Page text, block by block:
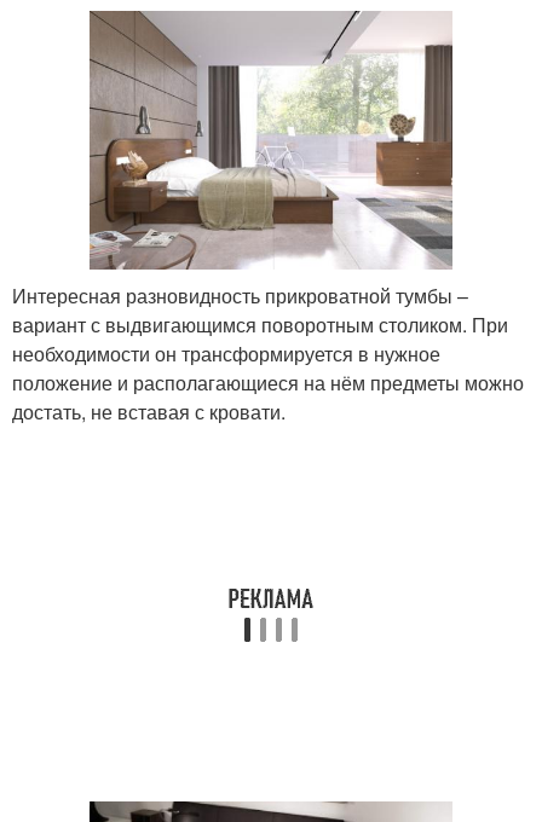
Интересная разновидность прикроватной тумбы –
вариант с выдвигающимся поворотным столиком. При
необходимости он трансформируется в нужное
положение и располагающиеся на нём предметы можно
достать, не вставая с кровати.